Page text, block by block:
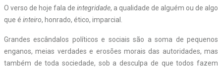
O verso de hoje fala de integridade, a qualidade de alguém ou de algo
que é inteiro, honrado, ético, imparcial.
Grandes escândalos políticos e sociais são a soma de pequenos
enganos, meias verdades e erosões morais das autoridades, mas
também de toda sociedade, sob a desculpa de que todos fazem